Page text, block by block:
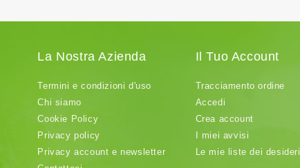
La Nostra Azienda
Termini e condizioni d'uso
Chi siamo
Cookie Policy
Privacy policy
Privacy account e newsletter
Il Tuo Account
Tracciamento ordine
Accedi
Crea account
I miei avvisi
Le mie liste dei desideri